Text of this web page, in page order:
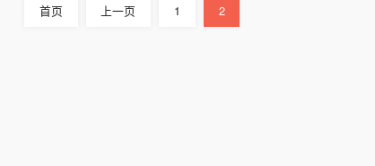
首页 上一页 1 2